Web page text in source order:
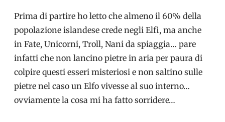
Prima di partire ho letto che almeno il 60% della
popolazione islandese crede negli Elfi, ma anche
in Fate, Unicorni, Troll, Nani da spiaggia… pare
infatti che non lancino pietre in aria per paura di
colpire questi esseri misteriosi e non saltino sulle
pietre nel caso un Elfo vivesse al suo interno…
ovviamente la cosa mi ha fatto sorridere…